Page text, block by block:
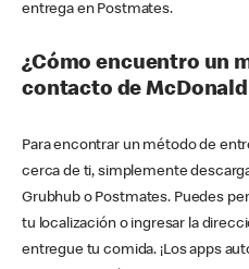
entrega en Postmates.
¿Cómo encuentro un
contacto de
Para encontrar un método de
cerca de ti, simplemente
Grubhub o Postmates. Puedes
tu localización o ingresar la
entregue tu comida. ¡Los apps